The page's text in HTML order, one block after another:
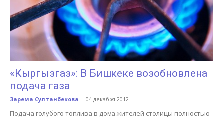
«Кыргызгаз»: В Бишкеке возобновлена
подача газа
Зарема Султанбекова - 04 декабря 2012
Подача голубого топлива в дома жителей столицы полностью